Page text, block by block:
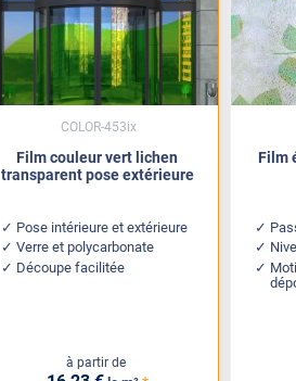
Film couleur vert lichen
transparent pose extérieure
Pose intérieure et extérieure
Verre et polycarbonate
Découpe facilitée
à partir de
COLOR-453ix
Film